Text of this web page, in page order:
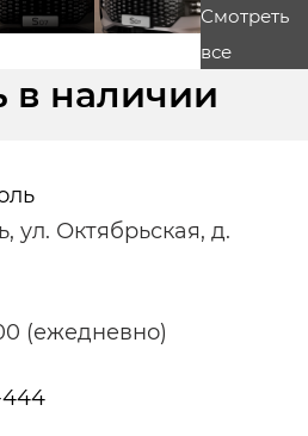
Смотреть
все
в наличии
ул. Октябрьская, д.
(ежедневно)
257-444